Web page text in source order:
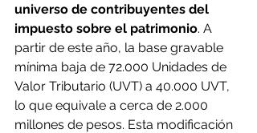
universo de contribuyentes del
impuesto sobre el patrimonio. A
partir de este año, la base gravable
mínima baja de 72.000 Unidades de
Valor Tributario (UVT) a 40.000 UVT,
lo que equivale a cerca de 2.000
millones de pesos. Esta modificación